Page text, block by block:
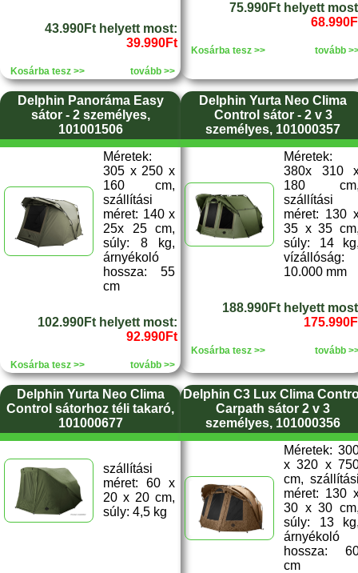
43.990Ft helyett most:
39.990Ft
Kosárba tesz >> tovább >>
75.990Ft helyett
Kosárba tesz >> tovább
Delphin Panoráma Easy
sátor - 2 személyes,
101001506
Méretek:
305 x 250 x
160 cm,
szállítási
méret: 140 x
25x 25 cm,
súly: 8 kg,
árnyékoló
hossza: 55
cm
102.990Ft helyett most:
92.990Ft
Kosárba tesz >> tovább >>
Delphin Yurta Neo Clima
Control sátor - 2 v 3
személyes, 101000357
Méretek:
380x 310
180
szállítási
méret: 130
35 x 35
súly: 14
vízállóság:
10.000 mm
188.990Ft helyett
Kosárba tesz >> tovább
Delphin Yurta Neo Clima
Control sátorhoz téli takaró,
101000677
szállítási
méret: 60 x
20 x 20 cm,
súly: 4,5 kg
Delphin C3 Lux Clima
Carpath sátor 2 v 3
személyes, 101000356
Méretek:
x 320 x
cm,
méret: 130
30 x 30
súly: 13
árnyékoló
hossza:
cm